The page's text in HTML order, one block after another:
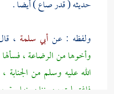
حديثه ( قدر صاع ) أيضا .
ولفظه : عنأبي سلمة ،
وأخوها من الرضاعة ،
الله عليه وسلم من
فاغتسلت ، وبيننا وبينها ستر